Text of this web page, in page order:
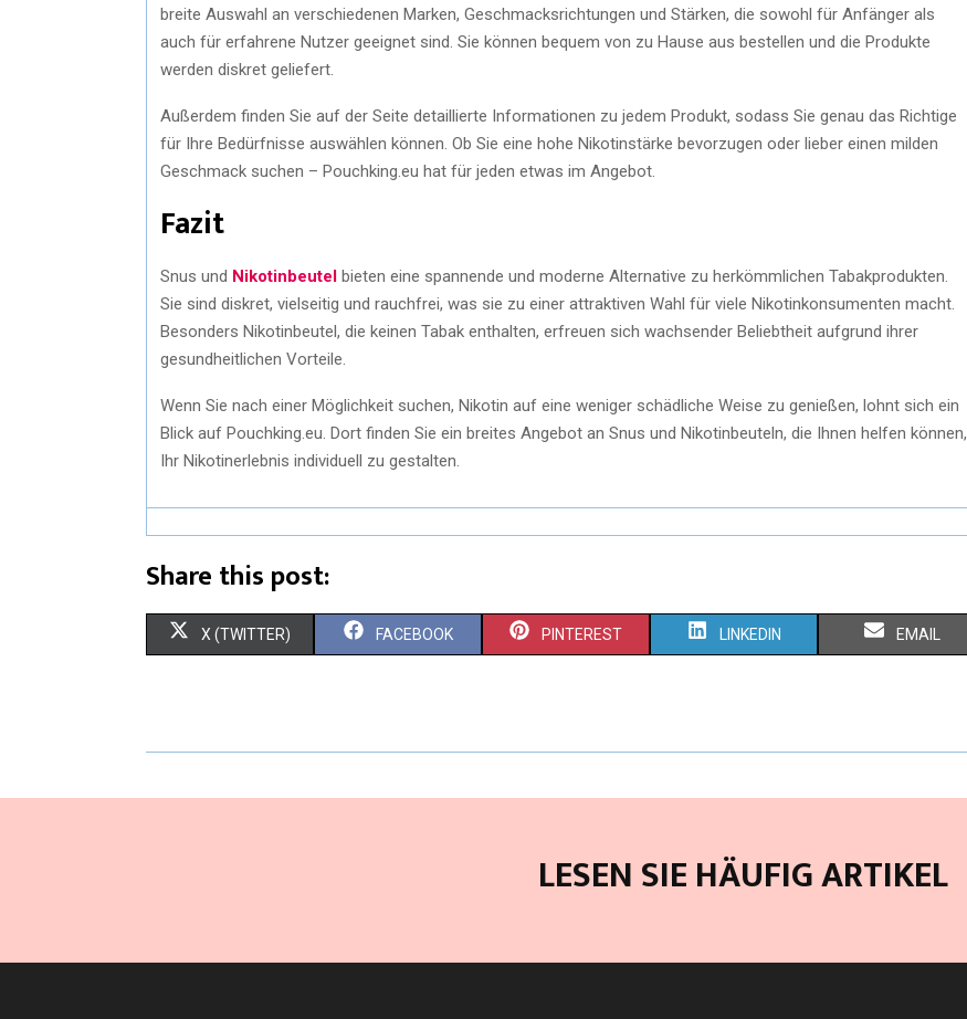
breite Auswahl an verschiedenen Marken, Geschmacksrichtungen und Stärken, die sowohl für Anfänger als
auch für erfahrene Nutzer geeignet sind. Sie können bequem von zu Hause aus bestellen und die Produkte
werden diskret geliefert.
Außerdem finden Sie auf der Seite detaillierte Informationen zu jedem Produkt, sodass Sie genau das Richtige
für Ihre Bedürfnisse auswählen können. Ob Sie eine hohe Nikotinstärke bevorzugen oder lieber einen milden
Geschmack suchen – Pouchking.eu hat für jeden etwas im Angebot.
Fazit
Snus und Nikotinbeutel bieten eine spannende und moderne Alternative zu herkömmlichen Tabakprodukten.
Sie sind diskret, vielseitig und rauchfrei, was sie zu einer attraktiven Wahl für viele Nikotinkonsumenten macht.
Besonders Nikotinbeutel, die keinen Tabak enthalten, erfreuen sich wachsender Beliebtheit aufgrund ihrer
gesundheitlichen Vorteile.
Wenn Sie nach einer Möglichkeit suchen, Nikotin auf eine weniger schädliche Weise zu genießen, lohnt sich ein
Blick auf Pouchking.eu. Dort finden Sie ein breites Angebot an Snus und Nikotinbeuteln, die Ihnen helfen können,
Ihr Nikotinerlebnis individuell zu gestalten.
Share this post:
X (TWITTER) FACEBOOK PINTEREST LINKEDIN EMAIL
LESEN SIE HÄUFIG ARTIKEL